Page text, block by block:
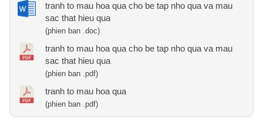
tranh to mau hoa qua cho be tap nho qua va mau
sac that hieu qua
(phien ban .doc)
tranh to mau hoa qua cho be tap nho qua va mau
sac that hieu qua
(phien ban .pdf)
tranh to mau hoa qua
(phien ban .pdf)